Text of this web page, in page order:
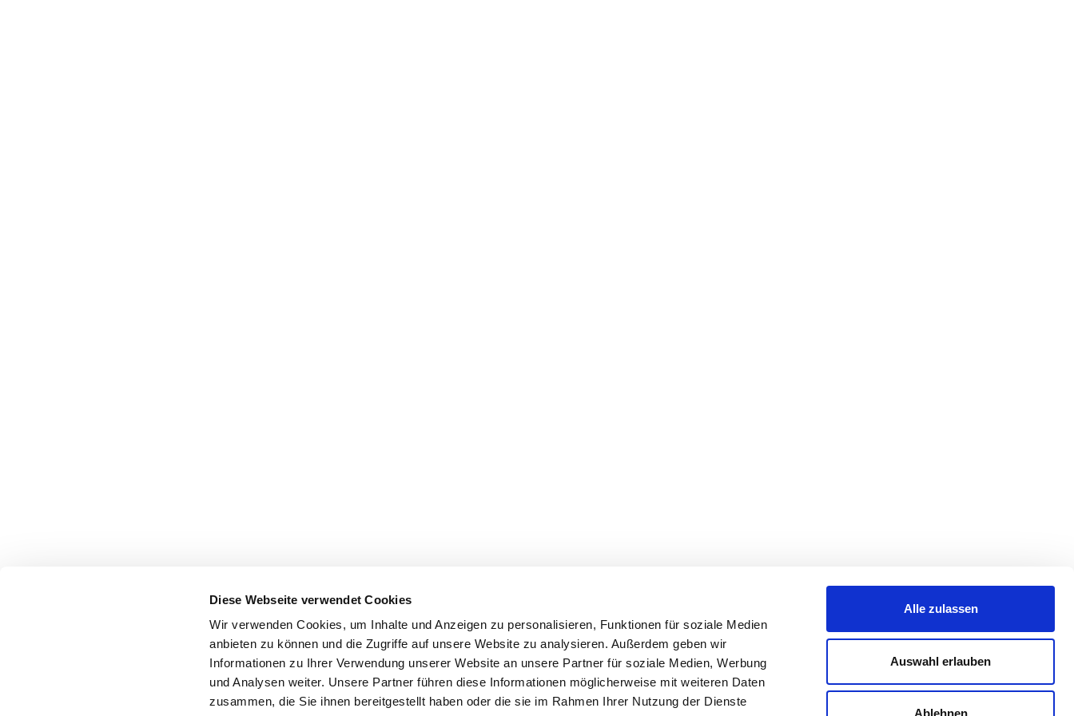
Diese Webseite verwendet Cookies
Wir verwenden Cookies, um Inhalte und Anzeigen zu personalisieren, Funktionen für soziale Medien
anbieten zu können und die Zugriffe auf unsere Website zu analysieren. Außerdem geben wir
Informationen zu Ihrer Verwendung unserer Website an unsere Partner für soziale Medien, Werbung
und Analysen weiter. Unsere Partner führen diese Informationen möglicherweise mit weiteren Daten
zusammen, die Sie ihnen bereitgestellt haben oder die sie im Rahmen Ihrer Nutzung der Dienste
Alle zulassen
Auswahl erlauben
Ablehnen